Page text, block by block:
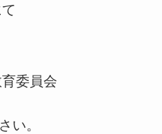
委員会
い。